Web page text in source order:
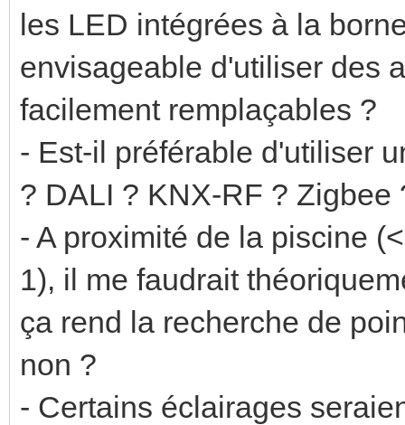
les LED intégrées à la
envisageable d'utiliser des
facilement remplaçables ?
- Est-il préférable d'utiliser
? DALI ? KNX-RF ? Zigbee
- A proximité de la piscine
1), il me faudrait
ça rend la recherche de
non ?
- Certains éclairages